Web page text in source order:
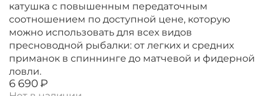
катушка с повышенным передаточным
соотношением по доступной цене, которую
можно использовать для всех видов
пресноводной рыбалки: от легких и средних
приманок в спиннинге до матчевой и фидерной
ловли.
‍6 690‍₽